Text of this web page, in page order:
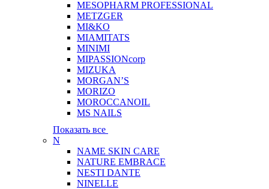
MESOPHARM PROFESSIONAL
METZGER
MI&KO
MIAMITATS
MINIMI
MIPASSIONcorp
MIZUKA
MORGAN’S
MORIZO
MOROCCANOIL
MS NAILS
Показать все
N
NAME SKIN CARE
NATURE EMBRACE
NESTI DANTE
NINELLE